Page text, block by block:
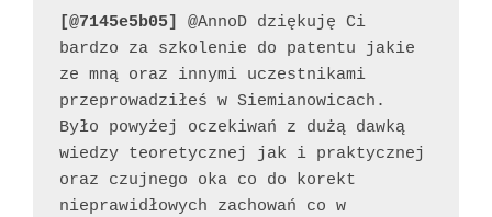
[@7145e5b05]
@AnnoD dziękuję Ci
bardzo za szkolenie do patentu jakie
ze mną oraz innymi uczestnikami
przeprowadziłeś w Siemianowicach.
Było powyżej oczekiwań z dużą dawką
wiedzy teoretycznej jak i praktycznej
oraz czujnego oka co do korekt
nieprawidłowych zachowań co w